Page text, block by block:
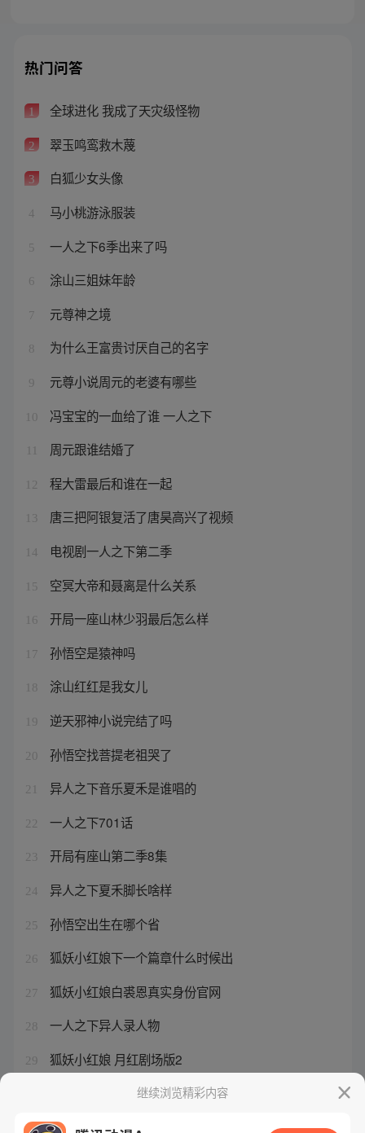
热门问答
1 全球进化 我成了天灾级怪物
2 翠玉鸣鸾救木蔑
3 白狐少女头像
4 马小桃游泳服装
5 一人之下6季出来了吗
6 涂山三姐妹年龄
7 元尊神之境
8 为什么王富贵讨厌自己的名字
9 元尊小说周元的老婆有哪些
10 冯宝宝的一血给了谁 一人之下
周元跟谁结婚了
12 程大雷最后和谁在一起
13 唐三把阿银复活了唐昊高兴了视频
14 电视剧一人之下第二季
15 空冥大帝和聂离是什么关系
16 开局一座山林少羽最后怎么样
17 孙悟空是猿神吗
18 涂山红红是我女儿
19 逆天邪神小说完结了吗
20 孙悟空找菩提老祖哭了
21 异人之下音乐夏禾是谁唱的
22 一人之下701话
23 开局有座山第二季8集
24 异人之下夏禾脚长啥样
25 孙悟空出生在哪个省
26 狐妖小红娘下一个篇章什么时候出
27 狐妖小红娘白裘恩真实身份官网
28 一人之下异人录人物
29 狐妖小红娘 月红剧场版2
一人之下2免费全集继续浏览精彩内容